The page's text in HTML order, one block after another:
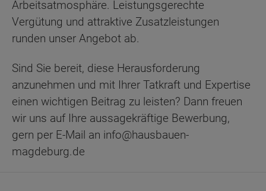
Arbeitsatmosphäre. Leistungsgerechte
Vergütung und attraktive Zusatzleistungen
runden unser Angebot ab.
Sind Sie bereit, diese Herausforderung
anzunehmen und mit Ihrer Tatkraft und Expertise
einen wichtigen Beitrag zu leisten? Dann freuen
wir uns auf Ihre aussagekräftige Bewerbung,
gern per E-Mail an info@hausbauen-
magdeburg.de